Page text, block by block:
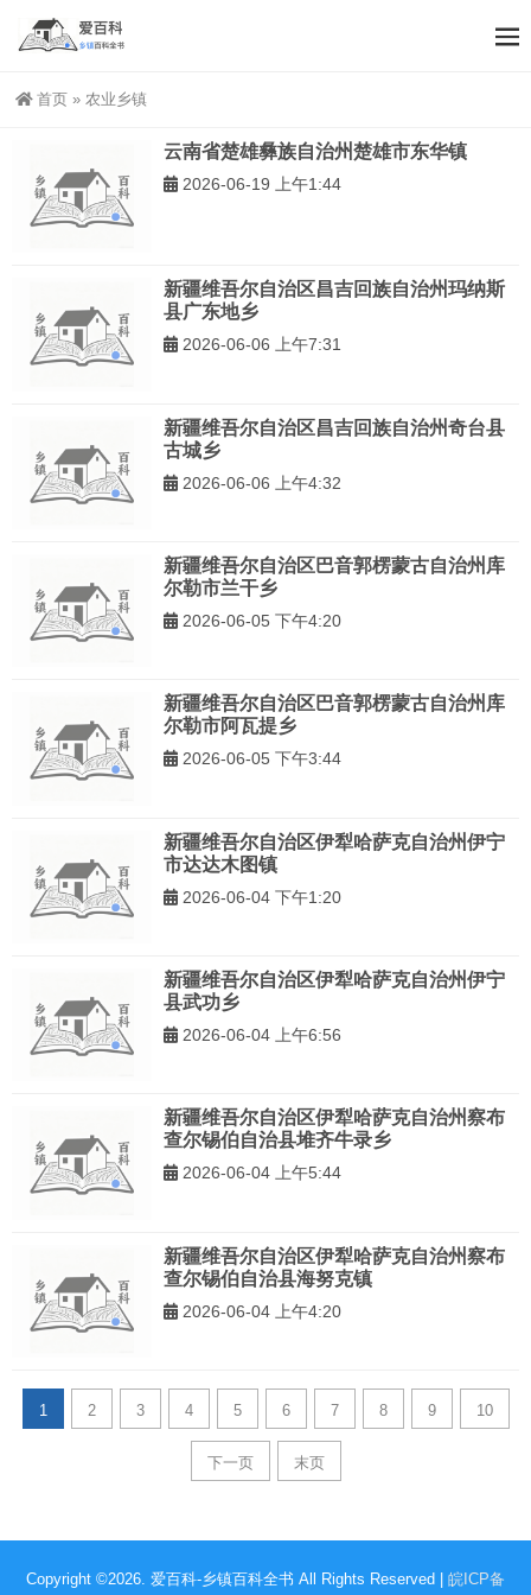
首页 » 农业乡镇
云南省楚雄彝族自治州楚雄市东华镇
2026-06-19 上午1:44
新疆维吾尔自治区昌吉回族自治州玛纳斯
县广东地乡
2026-06-06 上午7:31
新疆维吾尔自治区昌吉回族自治州奇台县
古城乡
2026-06-06 上午4:32
新疆维吾尔自治区巴音郭楞蒙古自治州库
尔勒市兰干乡
2026-06-05 下午4:20
新疆维吾尔自治区巴音郭楞蒙古自治州库
尔勒市阿瓦提乡
2026-06-05 下午3:44
新疆维吾尔自治区伊犁哈萨克自治州伊宁
市达达木图镇
2026-06-04 下午1:20
新疆维吾尔自治区伊犁哈萨克自治州伊宁
县武功乡
2026-06-04 上午6:56
新疆维吾尔自治区伊犁哈萨克自治州察布
查尔锡伯自治县堆齐牛录乡
2026-06-04 上午5:44
新疆维吾尔自治区伊犁哈萨克自治州察布
查尔锡伯自治县海努克镇
2026-06-04 上午4:20
1 2 3 4 5 6 7 8 9 10
下一页 末页
Copyright ©2026. 爱百科-乡镇百科全书 All Rights Reserved | 皖ICP备